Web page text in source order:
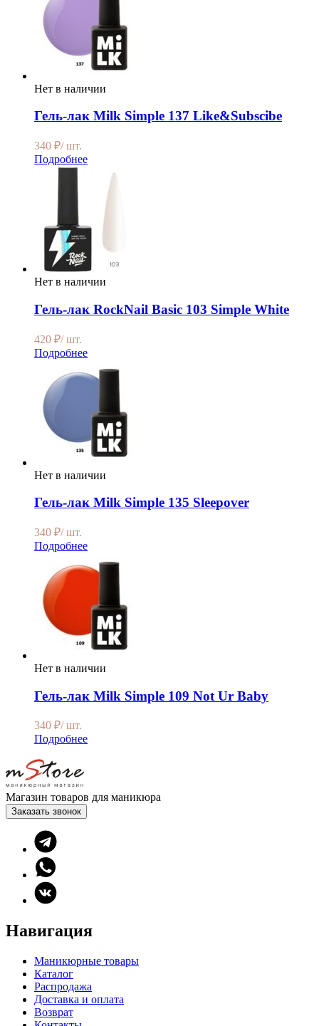
Нет в наличии
Гель-лак Milk Simple 137 Like&Subscibe
340 ₽/ шт.
Подробнее
Нет в наличии
Гель-лак RockNail Basic 103 Simple White
420 ₽/ шт.
Подробнее
Нет в наличии
Гель-лак Milk Simple 135 Sleepover
340 ₽/ шт.
Подробнее
Нет в наличии
Гель-лак Milk Simple 109 Not Ur Baby
340 ₽/ шт.
Подробнее
Магазин товаров для маникюра
Заказать звонок
Навигация
Маникюрные товары
Каталог
Распродажа
Доставка и оплата
Возврат